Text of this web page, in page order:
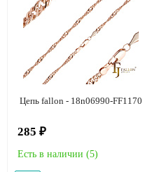
Цепь fallon - 18n06990-FF1170
285 ₽
Есть в наличии (5)